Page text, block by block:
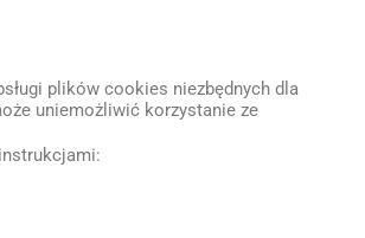
plików cookies niezbędnych dla
uniemożliwić korzystanie ze